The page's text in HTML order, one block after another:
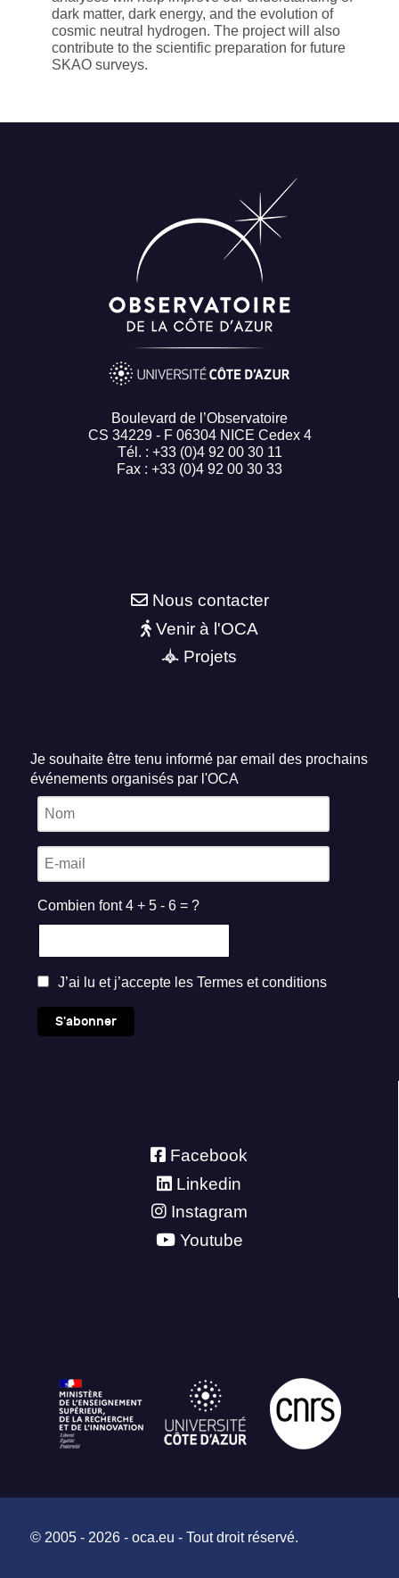
dark matter, dark energy, and the evolution of
cosmic neutral hydrogen. The project will also
contribute to the scientific preparation for future
SKAO surveys.
Boulevard de l’Observatoire
CS 34229 - F 06304 NICE Cedex 4
Tél. : +33 (0)4 92 00 30 11
Fax : +33 (0)4 92 00 30 33
Nous contacter
Venir à l'OCA
Projets
Je souhaite être tenu informé par email des prochains
événements organisés par l'OCA
Combien font 4 + 5 - 6 = ?
J’ai lu et j’accepte les Termes et conditions
S'abonner
Facebook
Linkedin
Instagram
Youtube
© 2005 - 2026 - oca.eu - Tout droit réservé.